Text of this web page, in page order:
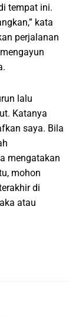
tempat ini.
kata
perjalanan
lalu
Katanya
saya. Bila
mengatakan
mohon
di
atau